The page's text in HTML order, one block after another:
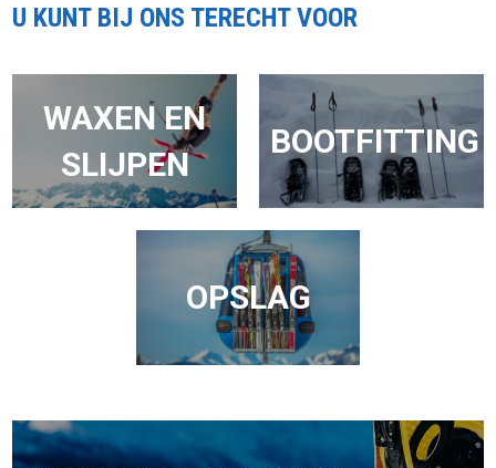
U KUNT BIJ ONS TERECHT VOOR
WAXEN EN
SLIJPEN
BOOTFITTING
OPSLAG